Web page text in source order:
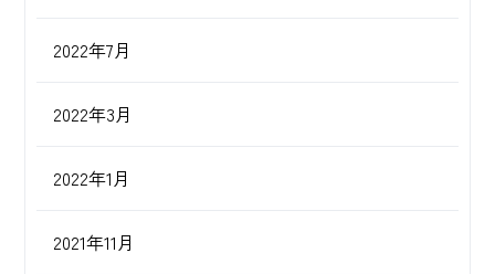
2022年7月
2022年3月
2022年1月
2021年11月